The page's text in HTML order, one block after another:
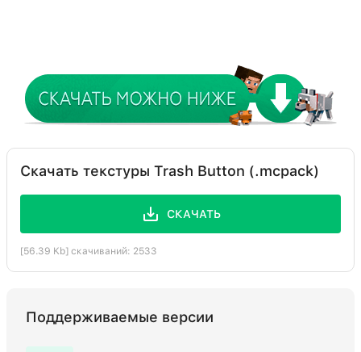
Скачать текстуры Trash Button (.mcpack)
СКАЧАТЬ
[56.39 Kb] скачиваний: 2533
Поддерживаемые версии